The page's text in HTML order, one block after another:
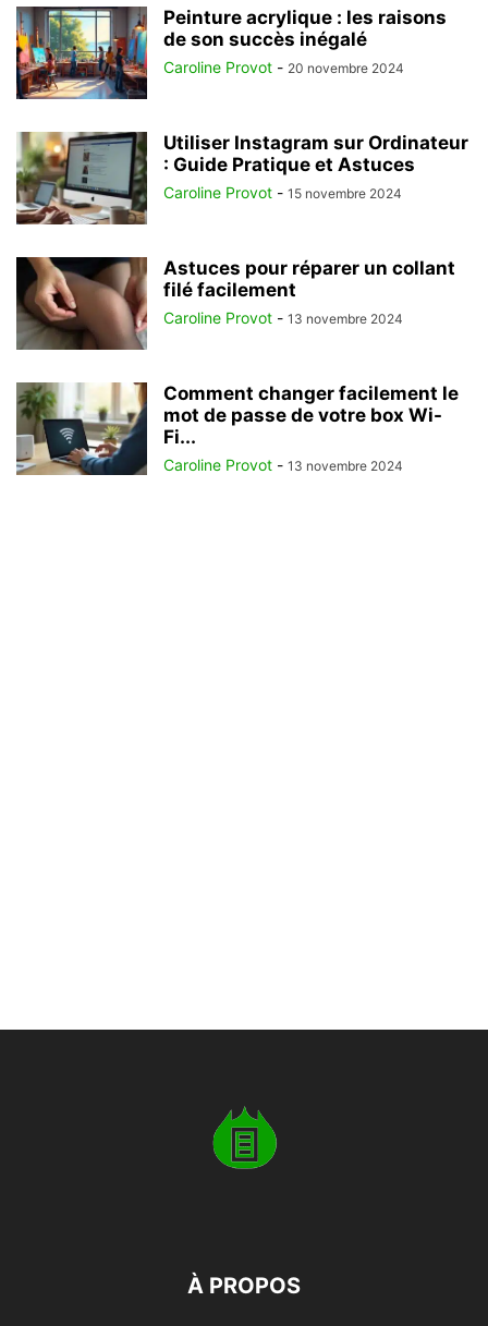
Peinture acrylique : les raisons
de son succès inégalé
Caroline Provot - 20 novembre 2024
Utiliser Instagram sur Ordinateur
: Guide Pratique et Astuces
Caroline Provot - 15 novembre 2024
Astuces pour réparer un collant
filé facilement
Caroline Provot - 13 novembre 2024
Comment changer facilement le
mot de passe de votre box Wi-
Fi...
Caroline Provot - 13 novembre 2024
À PROPOS